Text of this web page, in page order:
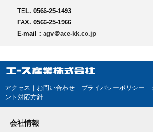
TEL. 0566-25-1493
FAX. 0566-25-1966
E-mail： agv＠ace-kk.co.jp
アクセス ｜ お問い合わせ ｜ プライバシーポリシー ｜
ント対応方針
会社情報